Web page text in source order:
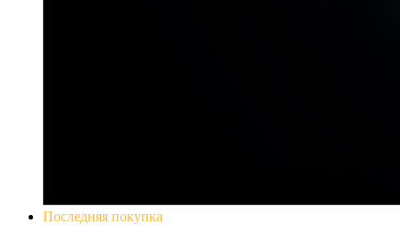
Последняя покупка